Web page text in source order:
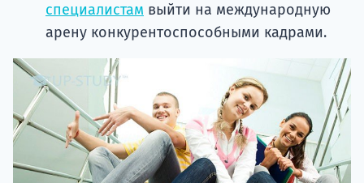
специалистам выйти на международную
арену конкурентоспособными кадрами.